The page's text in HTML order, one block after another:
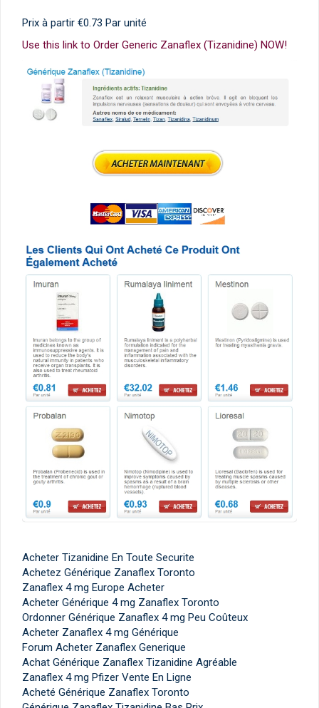
Prix à partir €0.73 Par unité
Use this link to Order Generic Zanaflex (Tizanidine) NOW!
Acheter Tizanidine En Toute Securite
Achetez Générique Zanaflex Toronto
Zanaflex 4 mg Europe Acheter
Acheter Générique 4 mg Zanaflex Toronto
Ordonner Générique Zanaflex 4 mg Peu Coûteux
Acheter Zanaflex 4 mg Générique
Forum Acheter Zanaflex Generique
Achat Générique Zanaflex Tizanidine Agréable
Zanaflex 4 mg Pfizer Vente En Ligne
Acheté Générique Zanaflex Toronto